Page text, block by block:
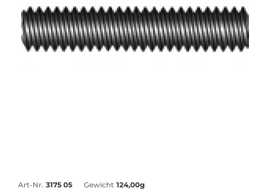
Art-Nr. 3175 05 Gewicht 124,00g